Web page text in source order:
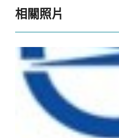
相關照片